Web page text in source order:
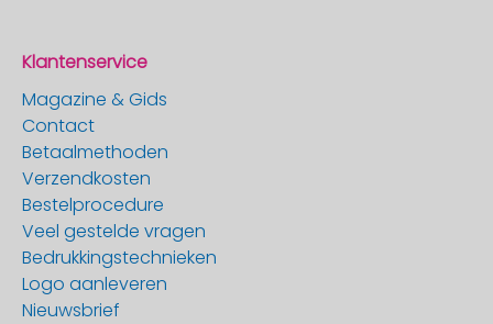
Klantenservice
Magazine & Gids
Contact
Betaalmethoden
Verzendkosten
Bestelprocedure
Veel gestelde vragen
Bedrukkingstechnieken
Logo aanleveren
Nieuwsbrief